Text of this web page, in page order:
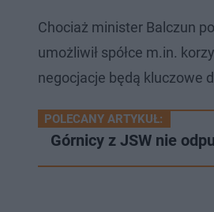
Chociaż minister Balczun
umożliwił spółce m.in.
negocjacje będą kluczowe
POLECANY ARTYKUŁ:
Górnicy z JSW nie